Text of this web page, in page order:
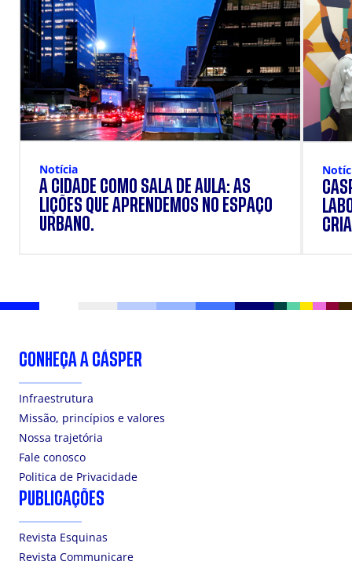
Notícia
A CIDADE COMO SALA DE AULA: AS
LIÇÕES QUE APRENDEMOS NO ESPAÇO
URBANO.
CONHEÇA A CÁSPER
Infraestrutura
Missão, princípios e valores
Nossa trajetória
Fale conosco
Politica de Privacidade
PUBLICAÇÕES
Revista Esquinas
Revista Communicare